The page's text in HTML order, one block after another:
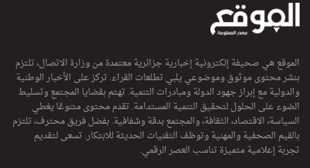
الموقع هي صحيفة إلكترونية إخبارية جزائرية معتمدة من وزارة الاتصال، تلتزم
بنشر محتوى موثوق وموضوعي يلبي تطلعات القراء. تركز على الأخبار الوطنية
والدولية مع إبراز جهود الدولة ومبادرات التنمية. تهتم بقضايا المجتمع وتسليط
الضوء على الحلول لتحقيق التنمية المستدامة. تقدم محتوى متنوعًا يغطي
السياسة، الاقتصاد، الثقافة، والمجتمع بدقة وشفافية. بفضل فريق محترف، تلتزم
بالقيم الصحفية والمهنية وتوظف التقنيات الحديثة للابتكار. تسعى لتقديم
تجربة إعلامية متميزة تناسب العصر الرقمي.